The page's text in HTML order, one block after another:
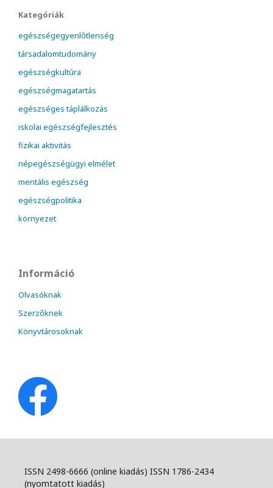
Kategóriák
egészségegyenlőtlenség
társadalomtudomány
egészségkultúra
egészségmagatartás
egészséges táplálkozás
iskolai egészségfejlesztés
fizikai aktivitás
népegészségügyi elmélet
mentális egészség
egészségpolitika
környezet
Információ
Olvasóknak
Szerzőknek
Könyvtárosoknak
ISSN 2498-6666 (online kiadás) ISSN 1786-2434
(nyomtatott kiadás)